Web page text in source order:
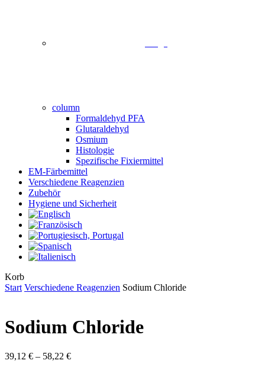
column
Formaldehyd PFA
Glutaraldehyd
Osmium
Histologie
Spezifische Fixiermittel
EM-Färbemittel
Verschiedene Reagenzien
Zubehör
Hygiene und Sicherheit
KorbClose
Cart
Start Verschiedene Reagenzien Sodium Chloride
Sodium Chloride
39,12 € – 58,22 €Preisspanne: